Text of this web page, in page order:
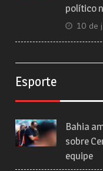
político
10 de
Esporte
Bahia
sobre
equipe